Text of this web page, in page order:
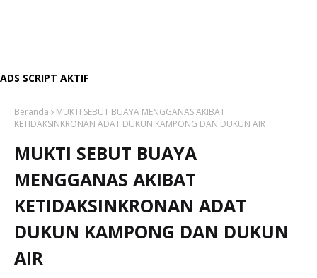
ADS SCRIPT AKTIF
Beranda
MUKTI SEBUT BUAYA MENGGANAS AKIBAT
KETIDAKSINKRONAN ADAT DUKUN KAMPONG DAN DUKUN AIR
MUKTI SEBUT BUAYA
MENGGANAS AKIBAT
KETIDAKSINKRONAN ADAT
DUKUN KAMPONG DAN DUKUN
AIR